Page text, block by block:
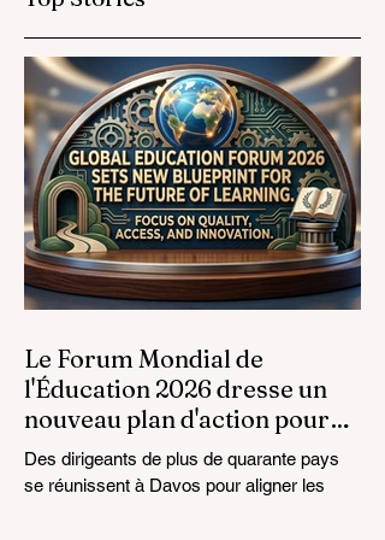
Mondiales de
l'Éducation
Le Forum Mondial de
l'Éducation 2026 dresse un
nouveau plan d'action pour
l'avenir de l'apprentissage
Des dirigeants de plus de quarante pays
se réunissent à Davos pour aligner les